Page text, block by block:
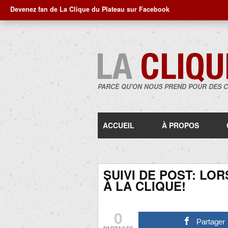
Devenez fan de La Clique du Plateau sur Facebook
PARCE QU'ON NOUS PREND POUR DES
ACCUEIL À PROPOS
SUIVI DE POST:
À LA CLIQUE!
0 Partager